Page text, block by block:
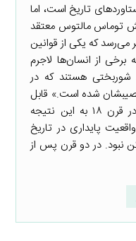
تاریخ است، اما
توماس مالتوس معتقد
می‌رسد که یکی از قوانین
از انسان‌ها لاجرم
شوربختی هستند که در
شده است.» قابل
درک است که کسی هنگام نوشتن در قرن ۱۸ به این نتیجه
پایداری در تاریخ
نبود. در دو قرن پس از